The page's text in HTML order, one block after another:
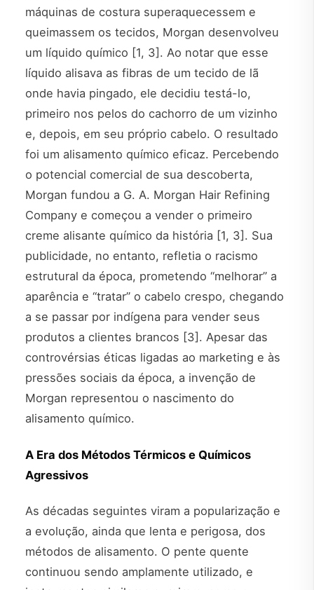
máquinas de costura superaquecessem e
queimassem os tecidos, Morgan desenvolveu
um líquido químico [1, 3]. Ao notar que esse
líquido alisava as fibras de um tecido de lã
onde havia pingado, ele decidiu testá-lo,
primeiro nos pelos do cachorro de um vizinho
e, depois, em seu próprio cabelo. O resultado
foi um alisamento químico eficaz. Percebendo
o potencial comercial de sua descoberta,
Morgan fundou a G. A. Morgan Hair Refining
Company e começou a vender o primeiro
creme alisante químico da história [1, 3]. Sua
publicidade, no entanto, refletia o racismo
estrutural da época, prometendo “melhorar” a
aparência e “tratar” o cabelo crespo, chegando
a se passar por indígena para vender seus
produtos a clientes brancos [3]. Apesar das
controvérsias éticas ligadas ao marketing e às
pressões sociais da época, a invenção de
Morgan representou o nascimento do
alisamento químico.
A Era dos Métodos Térmicos e Químicos
Agressivos
As décadas seguintes viram a popularização e
a evolução, ainda que lenta e perigosa, dos
métodos de alisamento. O pente quente
continuou sendo amplamente utilizado, e